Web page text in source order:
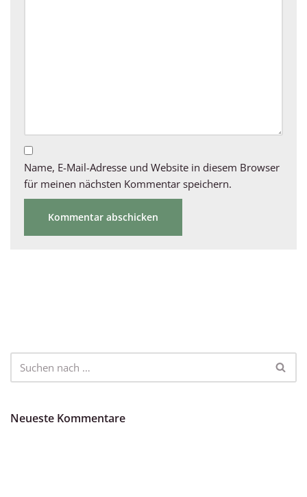
Name, E-Mail-Adresse und Website in diesem Browser
für meinen nächsten Kommentar speichern.
Neueste Kommentare